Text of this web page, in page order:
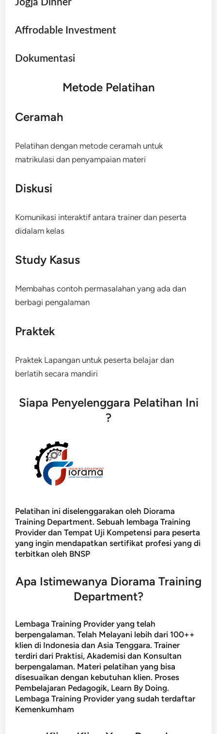
Jogja Dinner
Affrodable Investment
Dokumentasi
Metode Pelatihan
Ceramah
Pelatihan dengan metode ceramah untuk
matrikulasi dan penyampaian materi
Diskusi
Komunikasi interaktif antara trainer dan peserta
didalam kelas
Study Kasus
Membahas contoh permasalahan yang ada dan
berbagi pengalaman
Praktek
Praktek Lapangan untuk peserta belajar dan
berlatih secara mandiri
Siapa Penyelenggara Pelatihan Ini
?
Pelatihan ini diselenggarakan oleh Diorama
Training Department. Sebuah lembaga Training
Provider dan Tempat Uji Kompetensi para peserta
yang ingin mendapatkan sertifikat profesi yang di
terbitkan oleh BNSP
Apa Istimewanya Diorama Training
Department?
Lembaga Training Provider yang telah
berpengalaman. Telah Melayani lebih dari 100++
klien di Indonesia dan Asia Tenggara. Trainer
terdiri dari Praktisi, Akademisi dan Konsultan
berpengalaman. Materi pelatihan yang bisa
disesuaikan dengan kebutuhan klien. Proses
Pembelajaran Pedagogik, Learn By Doing.
Lembaga Training Provider yang sudah terdaftar
Kemenkumham